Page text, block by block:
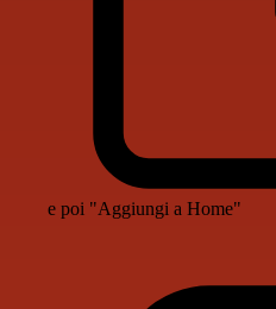
e poi "Aggiungi a Home"